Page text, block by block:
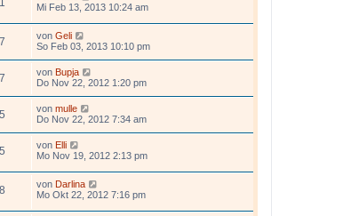
Mi Feb 13, 2013 10:24 am
von Geli
So Feb 03, 2013 10:10 pm
von Bupja
Do Nov 22, 2012 1:20 pm
von mulle
Do Nov 22, 2012 7:34 am
von Elli
Mo Nov 19, 2012 2:13 pm
von Darlina
Mo Okt 22, 2012 7:16 pm